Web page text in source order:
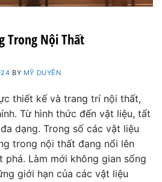
Trong Nội Thất
BY MỸ DUYÊN
thiết kế và trang trí nội thất,
Từ hình thức đến vật liệu, tất
dạng. Trong số các vật liệu
trong nội thất đang nổi lên
Làm mới không gian sống
giới hạn của các vật liệu